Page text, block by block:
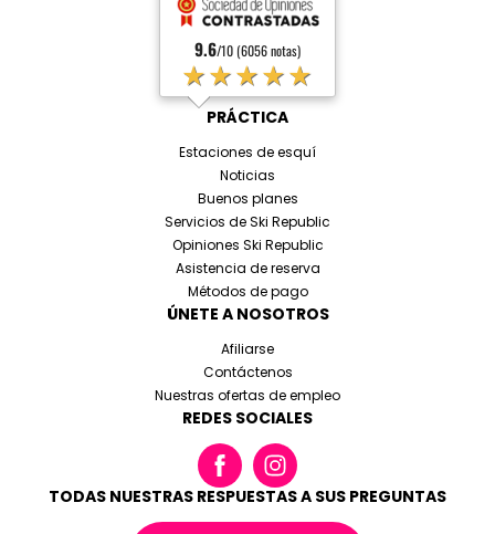
9.6/10 (6056 notas)
★★★★★
PRÁCTICA
Estaciones de esquí
Noticias
Buenos planes
Servicios de Ski Republic
Opiniones Ski Republic
Asistencia de reserva
Métodos de pago
ÚNETE A NOSOTROS
Afiliarse
Contáctenos
Nuestras ofertas de empleo
REDES SOCIALES
TODAS NUESTRAS RESPUESTAS A SUS PREGUNTAS